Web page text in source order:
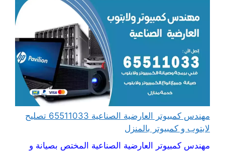
مهندس كمبيوتر العارضية الصناعية 65511033 تصليح
لابتوب و كمبيوتر بالمنزل
مهندس كمبيوتر العارضية الصناعية المختص بصيانة و